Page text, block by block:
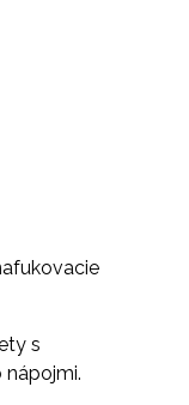
s
nápojmi.